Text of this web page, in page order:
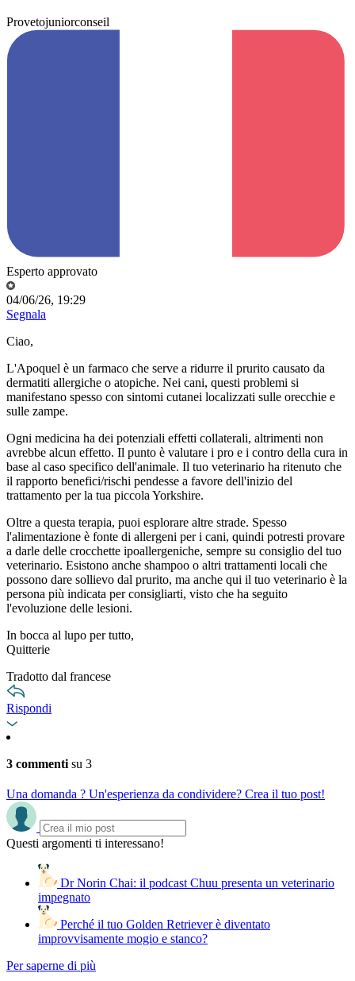
Provetojuniorconseil
Esperto approvato
04/06/26, 19:29
Segnala
Ciao,
L'Apoquel è un farmaco che serve a ridurre il prurito causato da
dermatiti allergiche o atopiche. Nei cani, questi problemi si
manifestano spesso con sintomi cutanei localizzati sulle orecchie e
sulle zampe.
Ogni medicina ha dei potenziali effetti collaterali, altrimenti non
avrebbe alcun effetto. Il punto è valutare i pro e i contro della cura in
base al caso specifico dell'animale. Il tuo veterinario ha ritenuto che
il rapporto benefici/rischi pendesse a favore dell'inizio del
trattamento per la tua piccola Yorkshire.
Oltre a questa terapia, puoi esplorare altre strade. Spesso
l'alimentazione è fonte di allergeni per i cani, quindi potresti provare
a darle delle crocchette ipoallergeniche, sempre su consiglio del tuo
veterinario. Esistono anche shampoo o altri trattamenti locali che
possono dare sollievo dal prurito, ma anche qui il tuo veterinario è la
persona più indicata per consigliarti, visto che ha seguito
l'evoluzione delle lesioni.
In bocca al lupo per tutto,
Quitterie
Tradotto dal francese
Rispondi
3 commenti su 3
Una domanda ? Un'esperienza da condividere? Crea il tuo post!
Questi argomenti ti interessano!
Dr Norin Chai: il podcast Chuu presenta un veterinario
impegnato
Perché il tuo Golden Retriever è diventato
improvvisamente mogio e stanco?
Per saperne di più